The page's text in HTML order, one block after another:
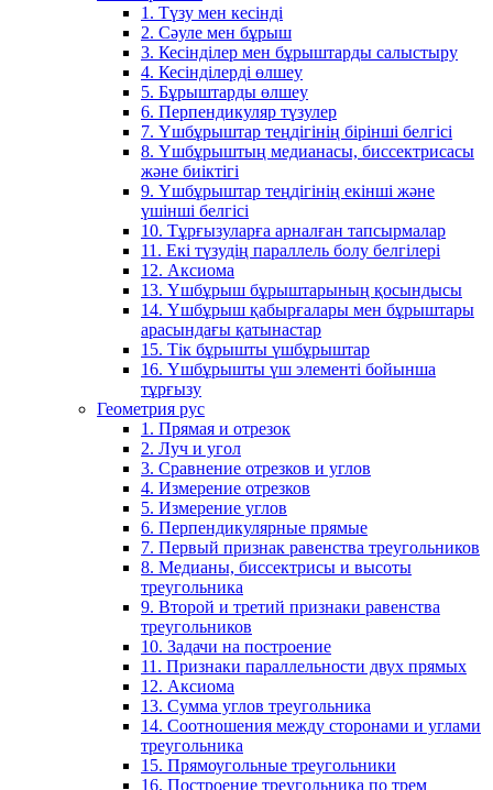
1. Түзу мен кесінді
2. Сәуле мен бұрыш
3. Кесінділер мен бұрыштарды салыстыру
4. Кесінділерді өлшеу
5. Бұрыштарды өлшеу
6. Перпендикуляр түзулер
7. Үшбұрыштар теңдігінің бірінші белгісі
8. Үшбұрыштың медианасы, биссектрисасы
және биіктігі
9. Үшбұрыштар теңдігінің екінші және
үшінші белгісі
10. Тұрғызуларға арналған тапсырмалар
11. Екі түзудің параллель болу белгілері
12. Аксиома
13. Үшбұрыш бұрыштарының қосындысы
14. Үшбұрыш қабырғалары мен бұрыштары
арасындағы қатынастар
15. Тік бұрышты үшбұрыштар
16. Үшбұрышты үш элементі бойынша
тұрғызу
Геометрия рус
1. Прямая и отрезок
2. Луч и угол
3. Сравнение отрезков и углов
4. Измерение отрезков
5. Измерение углов
6. Перпендикулярные прямые
7. Первый признак равенства треугольников
8. Медианы, биссектрисы и высоты
треугольника
9. Второй и третий признаки равенства
треугольников
10. Задачи на построение
11. Признаки параллельности двух прямых
12. Аксиома
13. Сумма углов треугольника
14. Соотношения между сторонами и углами
треугольника
15. Прямоугольные треугольники
16. Построение треугольника по трем